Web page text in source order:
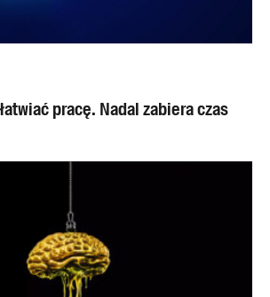
pracę. Nadal zabiera czas